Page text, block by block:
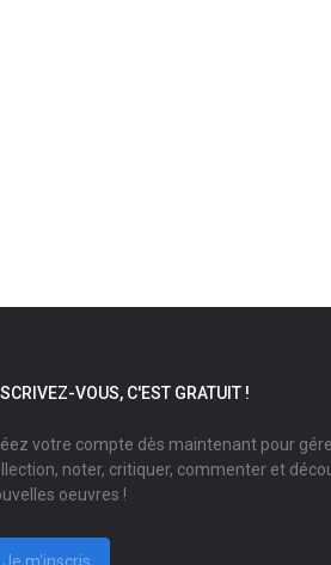
VOUS, C'EST GRATUIT !
votre compte dès maintenant pour
noter, critiquer, commenter et
oeuvres !